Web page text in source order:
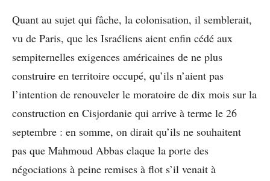
Quant au sujet qui fâche, la colonisation, il semblerait,
vu de Paris, que les Israéliens aient enfin cédé aux
sempiternelles exigences américaines de ne plus
construire en territoire occupé, qu’ils n’aient pas
l’intention de renouveler le moratoire de dix mois sur la
construction en Cisjordanie qui arrive à terme le 26
septembre : en somme, on dirait qu’ils ne souhaitent
pas que Mahmoud Abbas claque la porte des
négociations à peine remises à flot s’il venait à